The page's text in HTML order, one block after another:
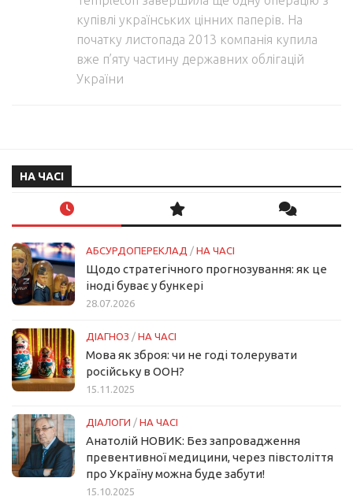
купівлі українських цінних паперів. На
початку листопада 2013 компанія купила
вже п’яту частину державних облігацій
України
НА ЧАСІ
АБСУРДОПЕРЕКЛАД / НА ЧАСІ
Щодо стратегічного прогнозування: як це
іноді буває у бункері
28.07.2026
ДІАГНОЗ / НА ЧАСІ
Мова як зброя: чи не годі толерувати
російську в ООН?
15.11.2025
ДІАЛОГИ / НА ЧАСІ
Анатолій НОВИК: Без запровадження
превентивної медицини, через півстоліття
про Україну можна буде забути!
15.10.2025